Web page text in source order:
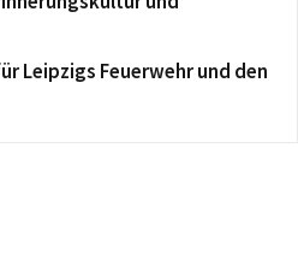
Leipzigs Feuerwehr und den